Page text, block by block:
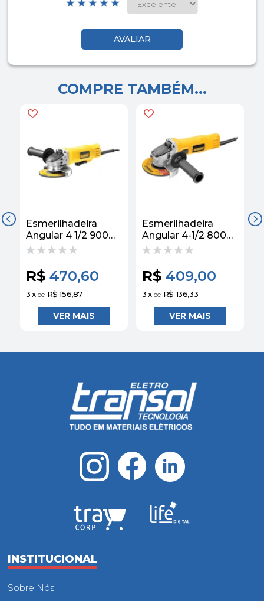
COMPRE TAMBÉM...
Esmerilhadeira
Angular 4 1/2 900W
12.000 RPM 220V
Dewalt
R$ 470,60
3x de R$ 156,87
Esmerilhadeira
Angular 4-1/2 800W
12.000 RPM 220V
Dewalt
R$ 409,00
3x de R$ 136,33
INSTITUCIONAL
Sobre Nós